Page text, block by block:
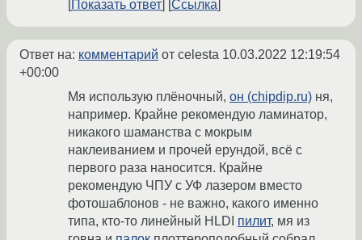
Показать ответ
Ссылка
Ответ на: комментарий от celesta 10.03.2022 12:19:54
+00:00
Мя использую плёночный, он (chipdip.ru) ня,
например. Крайне рекомендую ламинатор,
никакого шаманства с мокрым
наклеиванием и прочей ерундой, всё с
первого раза наносится. Крайне
рекомендую ЧПУ с УФ лазером вместо
фотошаблонов - не важно, какого именно
типа, кто-то линейный HLDI пилит, мя из